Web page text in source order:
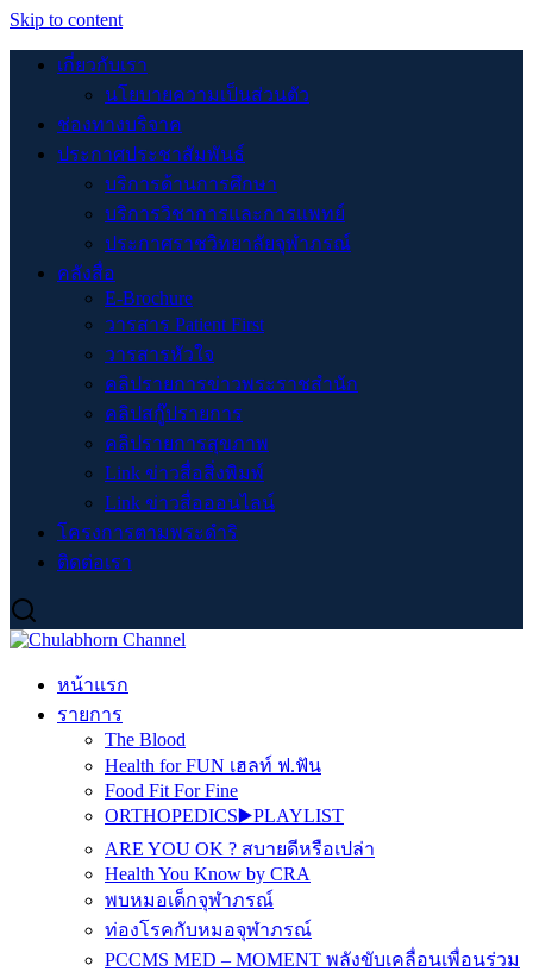
Skip to content
เกี่ยวกับเรา
นโยบายความเป็นส่วนตัว
ช่องทางบริจาค
ประกาศประชาสัมพันธ์
บริการด้านการศึกษา
บริการวิชาการและการแพทย์
ประกาศราชวิทยาลัยจุฬาภรณ์
คลังสื่อ
E-Brochure
วารสาร Patient First
วารสารหัวใจ
คลิปรายการข่าวพระราชสำนัก
คลิปสกู๊ปรายการ
คลิปรายการสุขภาพ
Link ข่าวสื่อสิ่งพิมพ์
Link ข่าวสื่อออนไลน์
โครงการตามพระดำริ
ติดต่อเรา
หน้าแรก
รายการ
The Blood
Health for FUN เฮลท์ ฟ.ฟัน
Food Fit For Fine
ORTHOPEDICS▶️PLAYLIST
ARE YOU OK ? สบายดีหรือเปล่า
Health You Know by CRA
พบหมอเด็กจุฬาภรณ์
ท่องโรคกับหมอจุฬาภรณ์
PCCMS MED – MOMENT พลังขับเคลื่อนเพื่อนร่วม